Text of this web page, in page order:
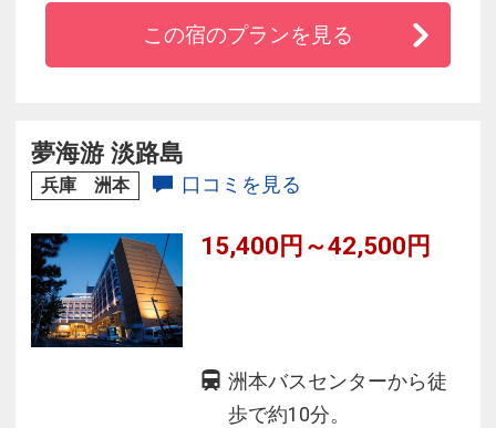
め、しまね和牛、
日本海育ちの海鮮、パティシエによる華やかな
◇趣きの異なる＜木・陶器・岩・瓶＞の貸切露
天風呂でゆったり
終19：00＞
◇全室Wi-Fi 無料完備
この宿のプランを見る
夢海游 淡路島
兵庫 洲本 口コミを見る
15,400円～42,500円
洲本バスセンターから徒
歩で約10分。